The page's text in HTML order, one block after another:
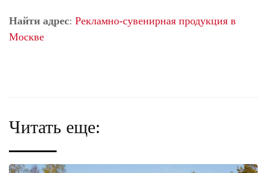
Найти адрес: Рекламно-сувенирная продукция в
Москве
Читать еще: